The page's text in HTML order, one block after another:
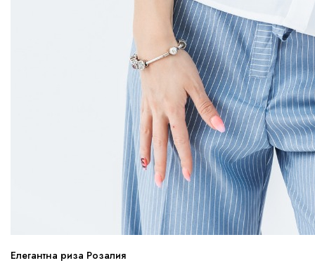
Елегантна риза Розалия